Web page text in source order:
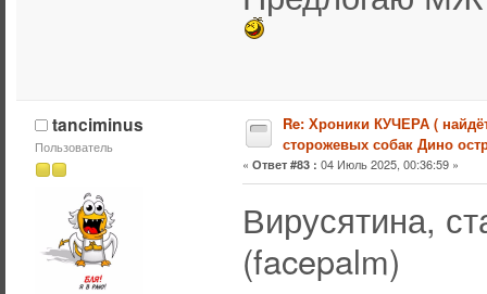
tanciminus
Пользователь
Re: Хроники КУЧЕРА (
сторожевых собак Дино
« Ответ #83 : 04 Июль 2025, 00:36:59 »
Вирусятина,
(facepalm)